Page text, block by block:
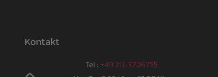
Kontakt
Tel.: +49 211-3706755